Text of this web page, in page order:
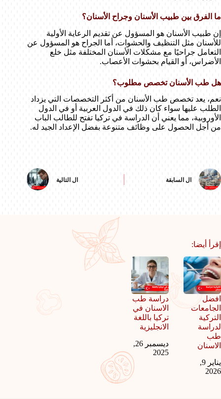
ما الفرق بين طبيب الأسنان وجراح الأسنان؟
إن طبيب الأسنان هو المسؤول عن تقديم الرعاية الأولية
للأسنان مثل التنظيف والحشوات، أما الجراح هو المسؤول عن
التعامل جراحيًا مع مشكلات الأسنان المختلفة مثل خلع
الأضراس، أو القيام بحشوات الأعصاب.
هل طب الأسنان تخصص مطلوب؟
نعم، يعد تخصص طب الأسنان من أكثر التخصصات التي يزداد
الطلب عليها سواء كان ذلك في الدول العربية أو في الدول
الأوروبية، مما يعني أن الدراسة في تركيا تفتح للطالب الباب
من أجل الحصول على وظائف متنوعة بفضل الإعداد الجيد له.
ال السابقة ال التالية
إقرأ أيضا:
افضل
الجامعات
التركية
لدراسة
طب
الاسنان
يناير 9,
2026
دراسة طب
الاسنان في
تركيا باللغة
الانجليزية
ديسمبر 26,
2025